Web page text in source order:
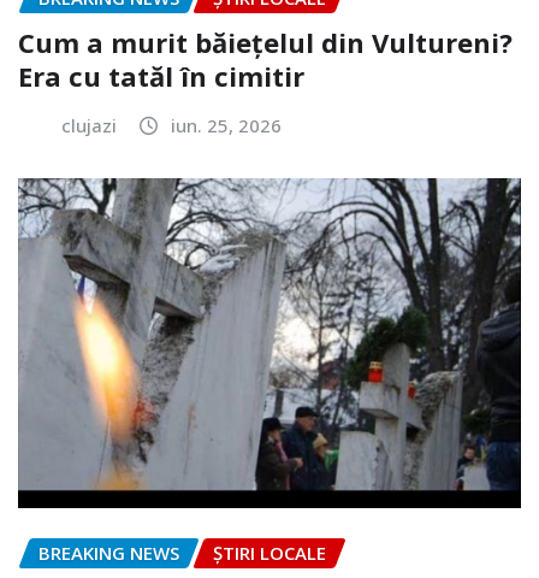
Cum a murit băiețelul din Vultureni?
Era cu tatăl în cimitir
clujazi iun. 25, 2026
BREAKING NEWS ȘTIRI LOCALE